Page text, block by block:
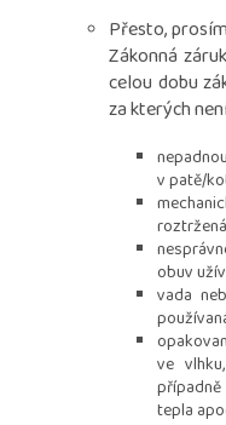
Přesto,
Zákonná
celou dobu
za kterých
v patě/
obuv
vada
ve
tepla